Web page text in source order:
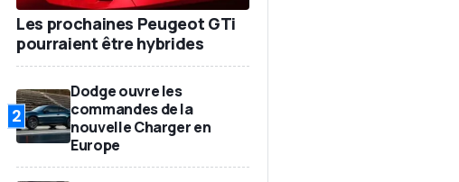
Les prochaines Peugeot GTi
pourraient être hybrides
2
Dodge ouvre les
commandes de la
nouvelle Charger en
Europe